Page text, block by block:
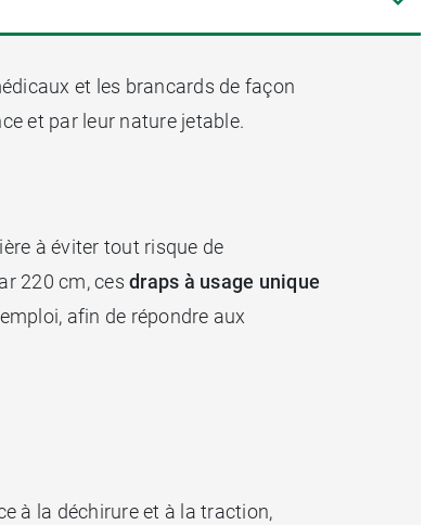
et les brancards de façon
et par leur nature jetable.
à éviter tout risque de
220 cm, ces draps à usage unique
afin de répondre aux
à la déchirure et à la traction,